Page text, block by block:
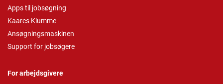
Apps til jobsøgning
Kaares Klumme
Ansøgningsmaskinen
Support for jobsøgere
For arbejdsgivere